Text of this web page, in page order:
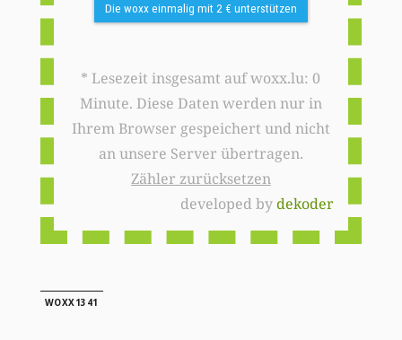
Die woxx einmalig mit 2 € unterstützen
* Lesezeit insgesamt auf woxx.lu: 0
Minute. Diese Daten werden nur in
Ihrem Browser gespeichert und nicht
an unsere Server übertragen.
Zähler zurücksetzen
developed bydekoder
WOXX1341